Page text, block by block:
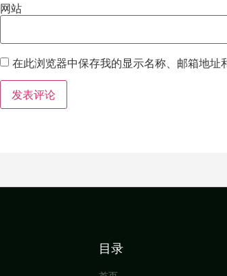
网站
在此浏览器中保存我的显示名称、邮箱地址
目录